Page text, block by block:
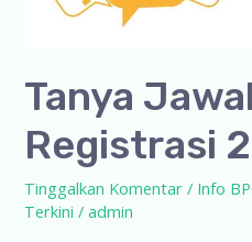
Tanya
Registrasi 2
Tinggalkan Komentar / Info
Terkini /admin